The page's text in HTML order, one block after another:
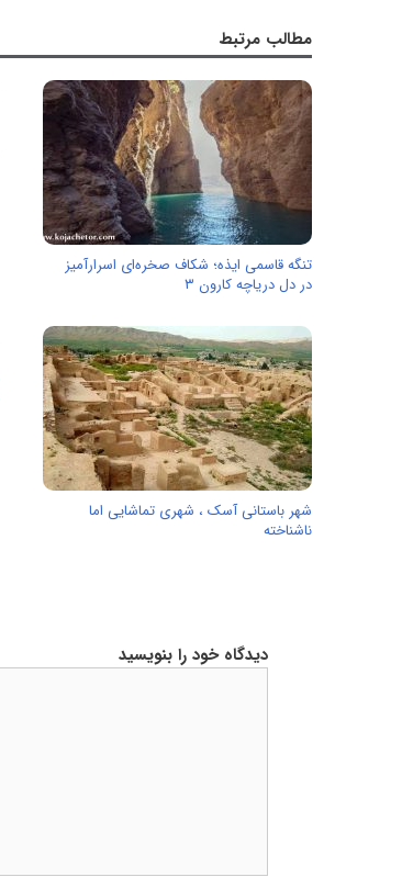
مطالب مرتبط
تنگه قاسمی ایذه؛ شکاف صخره‌ای اسرارآمیز
در دل دریاچه کارون ۳
شهر باستانی آسک ، شهری تماشایی اما
ناشناخته
دیدگاه خود را بنویسید